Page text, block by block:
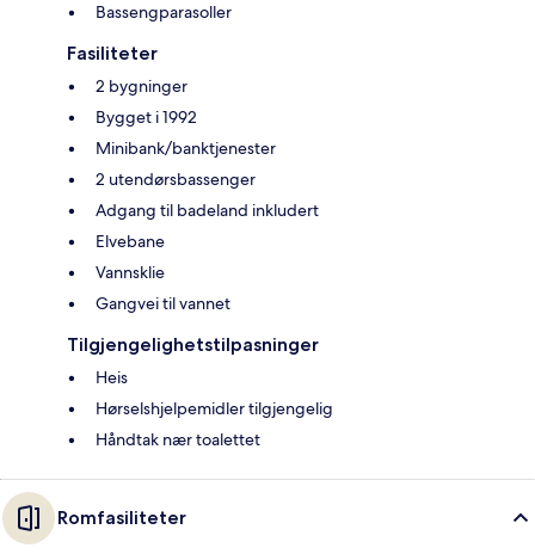
Bassengparasoller
Fasiliteter
2 bygninger
Bygget i 1992
Minibank/banktjenester
2 utendørsbassenger
Adgang til badeland inkludert
Elvebane
Vannsklie
Gangvei til vannet
Tilgjengelighetstilpasninger
Heis
Hørselshjelpemidler tilgjengelig
Håndtak nær toalettet
Romfasiliteter